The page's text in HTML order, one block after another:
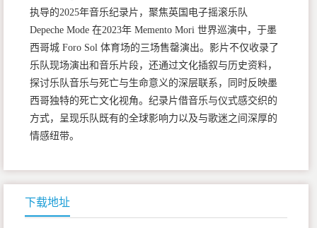
执导的2025年音乐纪录片，聚焦英国电子摇滚乐队
Depeche Mode 在2023年 Memento Mori 世界巡演中，于墨
西哥城 Foro Sol 体育场的三场售罄演出。影片不仅收录了
乐队现场演出和音乐片段，还通过文化插叙与历史资料，
探讨乐队音乐与死亡与生命意义的深层联系，同时反映墨
西哥独特的死亡文化视角。纪录片借音乐与仪式感交织的
方式，呈现乐队既有的全球影响力以及与歌迷之间深厚的
情感纽带。
下载地址